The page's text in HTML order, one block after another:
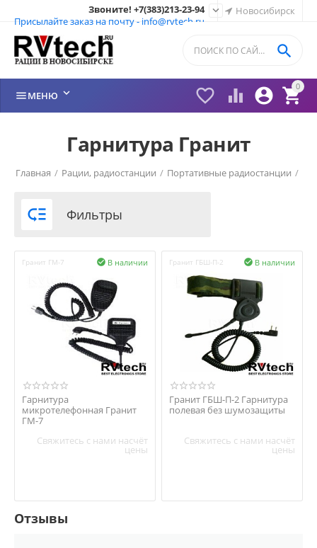
Новосибирск
Звоните! +7(383)213-23-94
Присылайте заказ на почту - info@rvtech.ru

0


 

МЕНЮ 
Гарнитура Гранит
Главная / Рации, радиостанции / Портативные радиостанции /
 Фильтры
Гранит ГМ-7 В наличии

Гарнитура
микротелефонная Гранит
ГМ-7
Свяжитесь с нами насчёт
цены
Гранит ГБШ-П-2 В наличии

Гранит ГБШ-П-2 Гарнитура
полевая без шумозащиты
Свяжитесь с нами насчёт
цены
Отзывы